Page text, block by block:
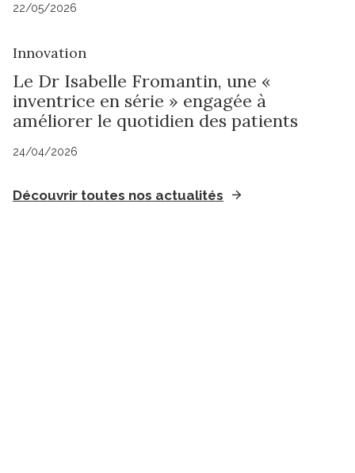
22/05/2026
Innovation
Le Dr Isabelle Fromantin, une «
inventrice en série » engagée à
améliorer le quotidien des patients
24/04/2026
Découvrir toutes nos actualités